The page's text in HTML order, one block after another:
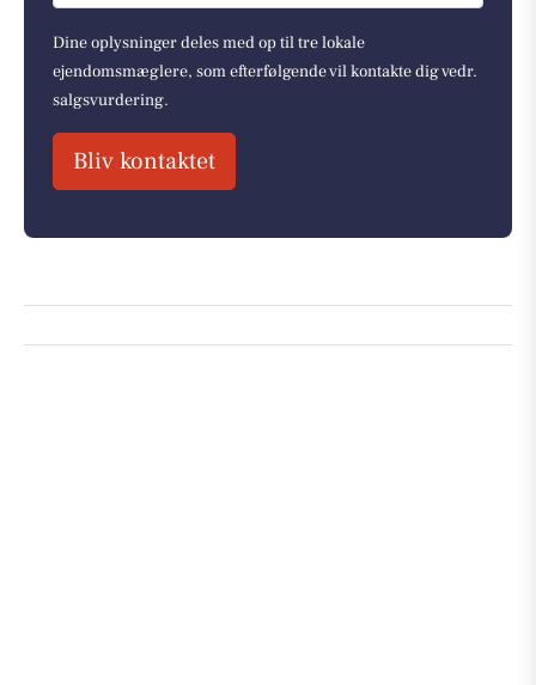
Dine oplysninger deles med op til tre lokale
ejendomsmæglere, som efterfølgende vil kontakte dig vedr.
salgsvurdering.
Bliv kontaktet